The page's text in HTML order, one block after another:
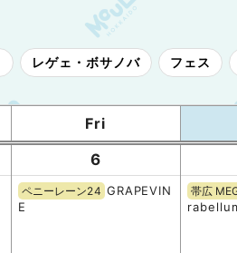
レゲェ・ボサノバ フェス
Fri
6
ペニーレーン24 GRAPEVIN
E
帯広